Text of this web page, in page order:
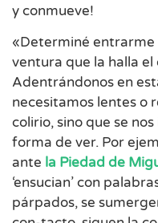
y conmueve!
«Determiné entrarme
ventura que la halla el
Adentrándonos en
necesitamos lentes o
colirio, sino que se
forma de ver. Por
ante la Piedad de
‘ensucian’ con
párpados, se